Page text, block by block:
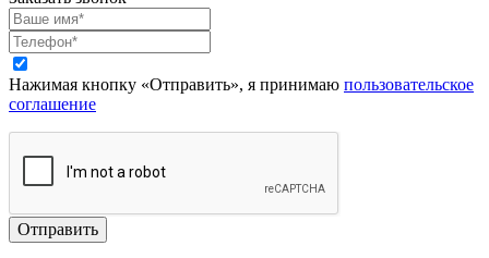
Нажимая кнопку «Отправить», я принимаю пользовательское
соглашение